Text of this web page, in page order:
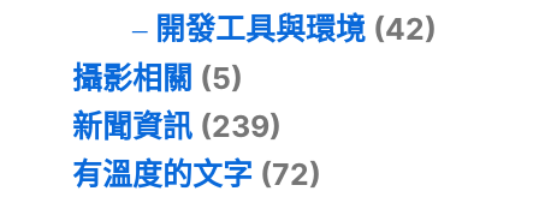
開發工具與環境(42)
攝影相關 (5)
新聞資訊 (239)
有溫度的文字 (72)